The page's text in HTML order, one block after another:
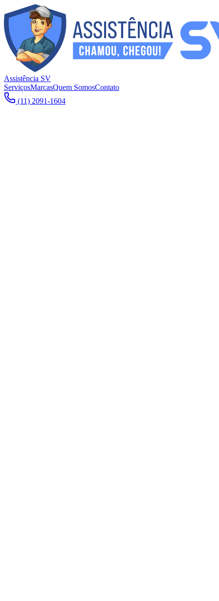
Assistência SV
ServiçosMarcasQuem SomosContato
(11) 2091-1604